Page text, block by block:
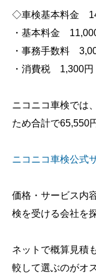
◇車検基本料金
・基本料金
・事務手数料
・消費税 1,300円
ニコニコ車検では
ため合計で65,550
ニコニコ車検公式
価格・サービス内
検を受ける会社を
ネットで概算見積
較して選ぶのがオ